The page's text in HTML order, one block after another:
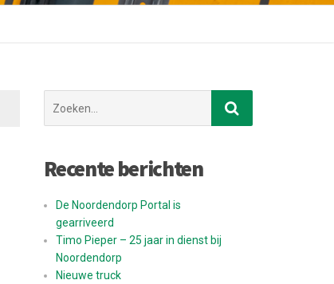
naar:
Recente berichten
De Noordendorp Portal is
gearriveerd
Timo Pieper – 25 jaar in dienst bij
Noordendorp
Nieuwe truck